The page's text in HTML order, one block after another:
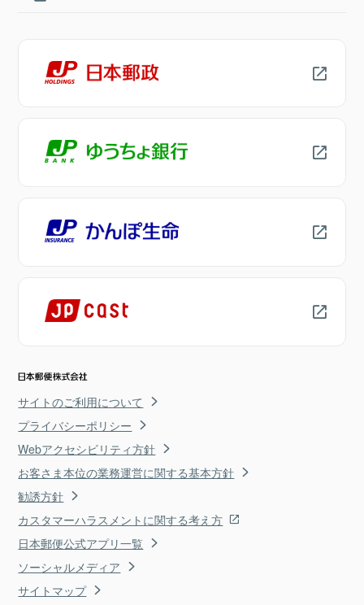
サイトのご利用について
プライバシーポリシー
Webアクセシビリティ方針
お客さま本位の業務運営に関する基本方針
勧誘方針
カスタマーハラスメントに関する考え方
日本郵便公式アプリ一覧
ソーシャルメディア
サイトマップ